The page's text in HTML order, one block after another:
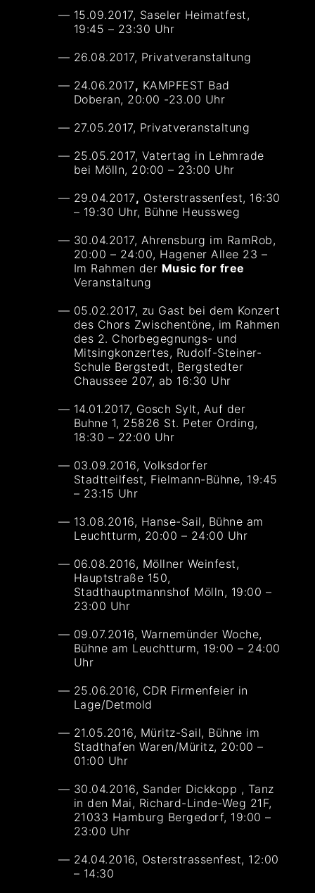
15.09.2017, Saseler Heimatfest,
19:45 – 23:30 Uhr
26.08.2017, Privatveranstaltung
24.06.2017, KAMPFEST Bad
Doberan, 20:00 -23.00 Uhr
27.05.2017, Privatveranstaltung
25.05.2017, Vatertag in Lehmrade
bei Mölln, 20:00 – 23:00 Uhr
29.04.2017, Osterstrassenfest, 16:30
– 19:30 Uhr, Bühne Heussweg
30.04.2017, Ahrensburg im RamRob,
20:00 – 24:00, Hagener Allee 23 –
Im Rahmen der Music for free
Veranstaltung
05.02.2017, zu Gast bei dem Konzert
des Chors Zwischentöne, im Rahmen
des 2. Chorbegegnungs- und
Mitsingkonzertes, Rudolf-Steiner-
Schule Bergstedt, Bergstedter
Chaussee 207, ab 16:30 Uhr
14.01.2017, Gosch Sylt, Auf der
Buhne 1, 25826 St. Peter Ording,
18:30 – 22:00 Uhr
03.09.2016, Volksdorfer
Stadtteilfest, Fielmann-Bühne, 19:45
– 23:15 Uhr
13.08.2016, Hanse-Sail, Bühne am
Leuchtturm, 20:00 – 24:00 Uhr
06.08.2016, Möllner Weinfest,
Hauptstraße 150,
Stadthauptmannshof Mölln, 19:00 –
23:00 Uhr
09.07.2016, Warnemünder Woche,
Bühne am Leuchtturm, 19:00 – 24:00
Uhr
25.06.2016, CDR Firmenfeier in
Lage/Detmold
21.05.2016, Müritz-Sail, Bühne im
Stadthafen Waren/Müritz, 20:00 –
01:00 Uhr
30.04.2016, Sander Dickkopp , Tanz
in den Mai, Richard-Linde-Weg 21F,
21033 Hamburg Bergedorf, 19:00 –
23:00 Uhr
24.04.2016, Osterstrassenfest, 12:00
– 14:30